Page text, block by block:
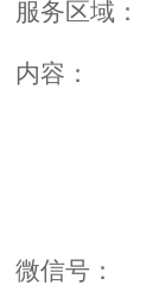
服务区域：
内容：
微信号：